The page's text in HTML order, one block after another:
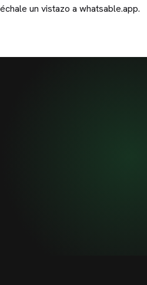
échale un vistazo a whatsable.app.